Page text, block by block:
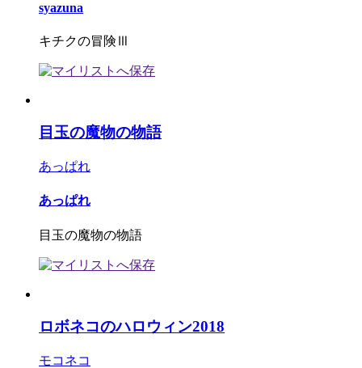
syazuna
キチクの冒険Ⅲ
目玉の魔物の物語
あっぱれ
あっぱれ
目玉の魔物の物語
ロボネコのハロウィン2018
モコネコ